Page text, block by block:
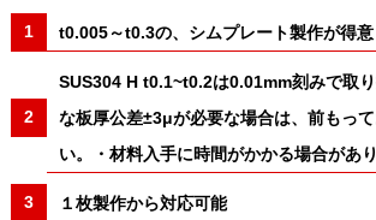
t0.005～t0.3の、シムプレート製作が得意
SUS304 H t0.1~t0.2は0.01mm刻みで取
な板厚公差±3μが必要な場合は、前もっ
い。・材料入手に時間がかかる場合があり
１枚製作から対応可能